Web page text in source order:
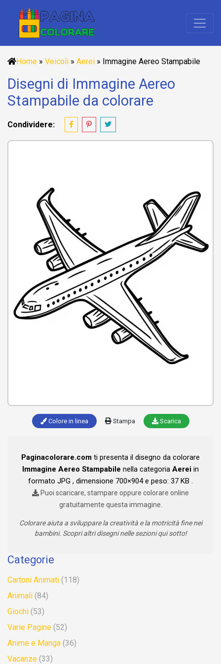
Home » Veicoli » Aerei » Immagine Aereo Stampabile
Disegni di Immagine Aereo
Stampabile da colorare
Condividere:
Colore in linea Stampa Scarica
Paginacolorare.com ti presenta il disegno da colorare
Immagine Aereo Stampabile nella categoria Aerei in
formato JPG , dimensione 700×904 e peso: 37 KB .
Puoi scaricare, stampare oppure colorare online
gratuitamente questa immagine.
Colorare aiuta a sviluppare la creatività e la motricità fine nei
bambini. Scopri altri disegni nelle sezioni qui sotto!
Categorie
Cartoni Animati (118)
Animali (84)
Giochi (53)
Varie Pagine (52)
Anime e Manga (36)
Vacanze (33)